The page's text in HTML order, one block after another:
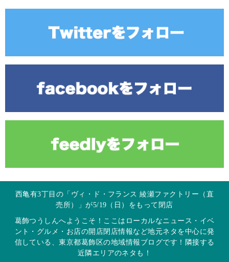
西亀有3丁目の「ヴィ・ド・フランス 綾瀬ファクトリー（直
売所）」が5/19（日）をもって閉店
葛飾つうしんへようこそ！ここはローカルなニュース・イベ
ント・グルメ・お店の開店閉店情報など地元ネタを中心に発
信している、東京都葛飾区の地域情報ブログです！隣接する
近隣エリアのネタも！